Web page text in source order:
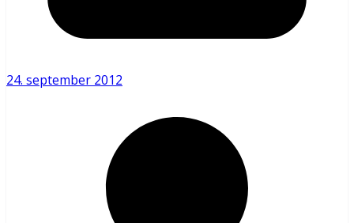
24. september 2012